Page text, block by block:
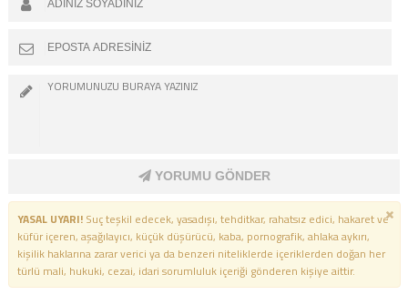
YORUMU GÖNDER
YASAL UYARI!Suç teşkil edecek, yasadışı, tehditkar, rahatsız edici, hakaret ve
küfür içeren, aşağılayıcı, küçük düşürücü, kaba, pornografik, ahlaka aykırı,
kişilik haklarına zarar verici ya da benzeri niteliklerde içeriklerden doğan her
türlü mali, hukuki, cezai, idari sorumluluk içeriği gönderen kişiye aittir.